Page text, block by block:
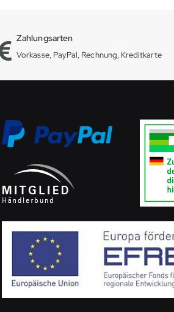
Zahlungsarten
Vorkasse, PayPal, Rechnung, Kreditkarte